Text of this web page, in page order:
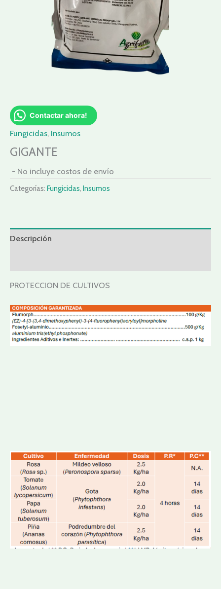
Contactar ahora!
Fungicidas, Insumos
GIGANTE
- No incluye costos de envío
Categorías: Fungicidas, Insumos
Descripción
PROTECCION DE CULTIVOS